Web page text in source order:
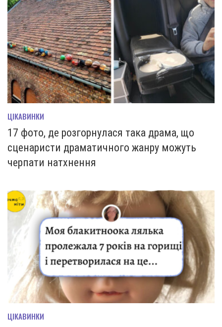
ЦІКАВИНКИ
17 фото, де розгорнулася така драма, що
сценаристи драматичного жанру можуть
черпати натхнення
ЦІКАВИНКИ